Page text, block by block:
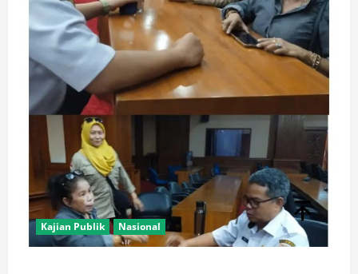
Kajian Publik Nasional